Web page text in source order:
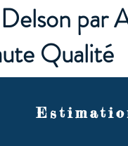
par
Qualité